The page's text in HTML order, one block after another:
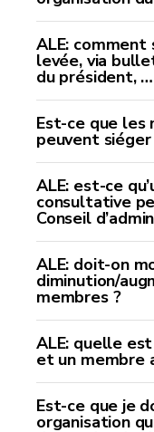
ALE: comment
levée, via
du président,
Est-ce que les
peuvent siéger
ALE: est-ce
consultative
Conseil
ALE: doit-on
diminution/
membres ?
ALE: quelle
et un membre
Est-ce que je
organisation